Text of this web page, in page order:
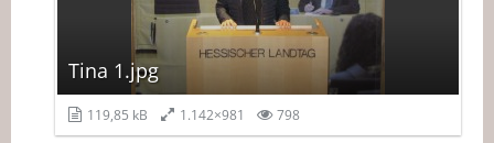
Tina 1.jpg
119,85 kB 1.142×981 798